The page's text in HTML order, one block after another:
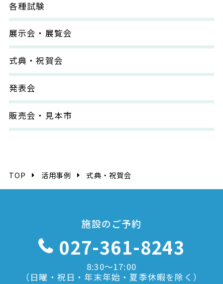
各種試験
展示会・展覧会
式典・祝賀会
発表会
販売会・見本市
TOP 活用事例 式典・祝賀会
施設のご予約
027-361-8243
8:30〜17:00
（日曜・祝日・年末年始・夏季休暇を除く）